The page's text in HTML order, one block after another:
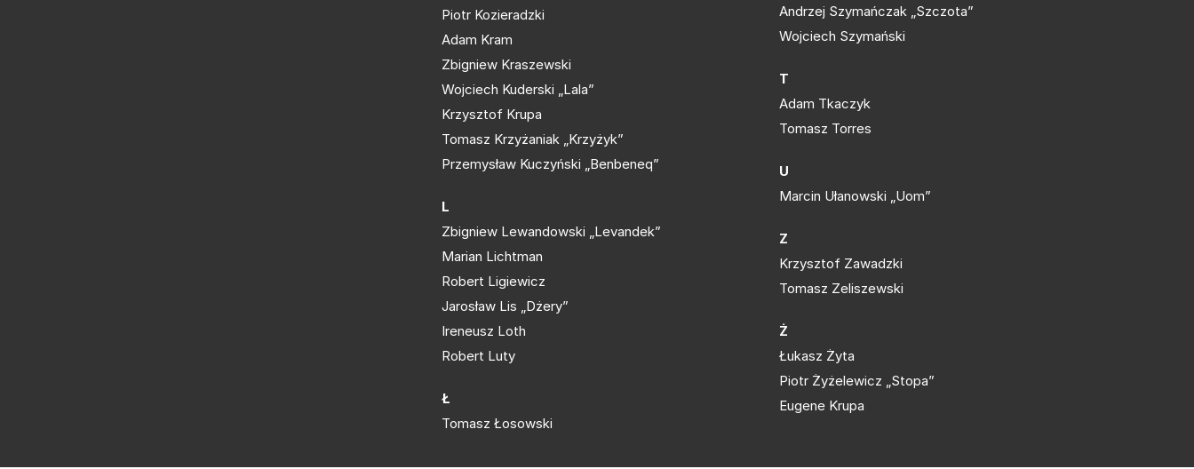
Piotr Kozieradzki
Adam Kram
Zbigniew Kraszewski
Wojciech Kuderski „Lala”
Krzysztof Krupa
Tomasz Krzyżaniak „Krzyżyk”
Przemysław Kuczyński „Benbeneq”
L
Zbigniew Lewandowski „Levandek”
Marian Lichtman
Robert Ligiewicz
Jarosław Lis „Dżery”
Ireneusz Loth
Robert Luty
Ł
Tomasz Łosowski
Andrzej Szymańczak „Szczota”
Wojciech Szymański
T
Adam Tkaczyk
Tomasz Torres
U
Marcin Ułanowski „Uom”
Z
Krzysztof Zawadzki
Tomasz Zeliszewski
Ż
Łukasz Żyta
Piotr Żyżelewicz „Stopa”
Eugene Krupa